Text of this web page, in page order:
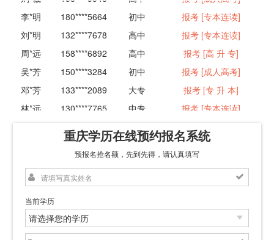
李*明
180****5664 初中
报考 [专本连读]
刘*明
132****7678 高中
报考 [专本连读]
周*远
158****6892 高中
报考 [高 升 专]
吴*芳
150****3284 初中
报考 [成人高考]
邓*芳
133****2089 大专
报考 [专 升 本]
林*远
130****7765 中专
报考 [专本连读]
150****4455 中专
报考 [专本连读]
139****3278 大专
报考 [专 升 本]
刘*良
158****5566
报考 [远程教育]
郑*蕊
132****3355 初中
报考 [网络教育]
成*方
131****3258 大专
招考 [专 升 本]
重庆学历在线预约报名系统
预报名抢名额，先到先得，请认真填写
当前学历